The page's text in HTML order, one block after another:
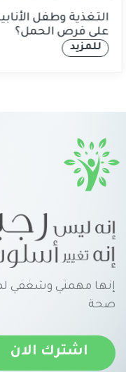
التغذية وطفل
على فرص الحمل؟
للمزيد
إنها مهمتي وشغفي
صحة
اشترك الان